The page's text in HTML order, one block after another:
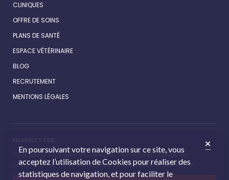
CLINIQUES
OFFRE DE SOINS
PLANS DE SANTÉ
ESPACE VÉTÉRINAIRE
BLOG
RECRUTEMENT
MENTIONS LÉGALES
Pour suivre l’actualité des cliniques Animédis et recevoir les
promotions de notre boutique, inscrivez-vous à la newsletter.
En poursuivant votre navigation sur ce site, vous
acceptez l’utilisation de Cookies pour réaliser des
statistiques de navigation, et pour faciliter le